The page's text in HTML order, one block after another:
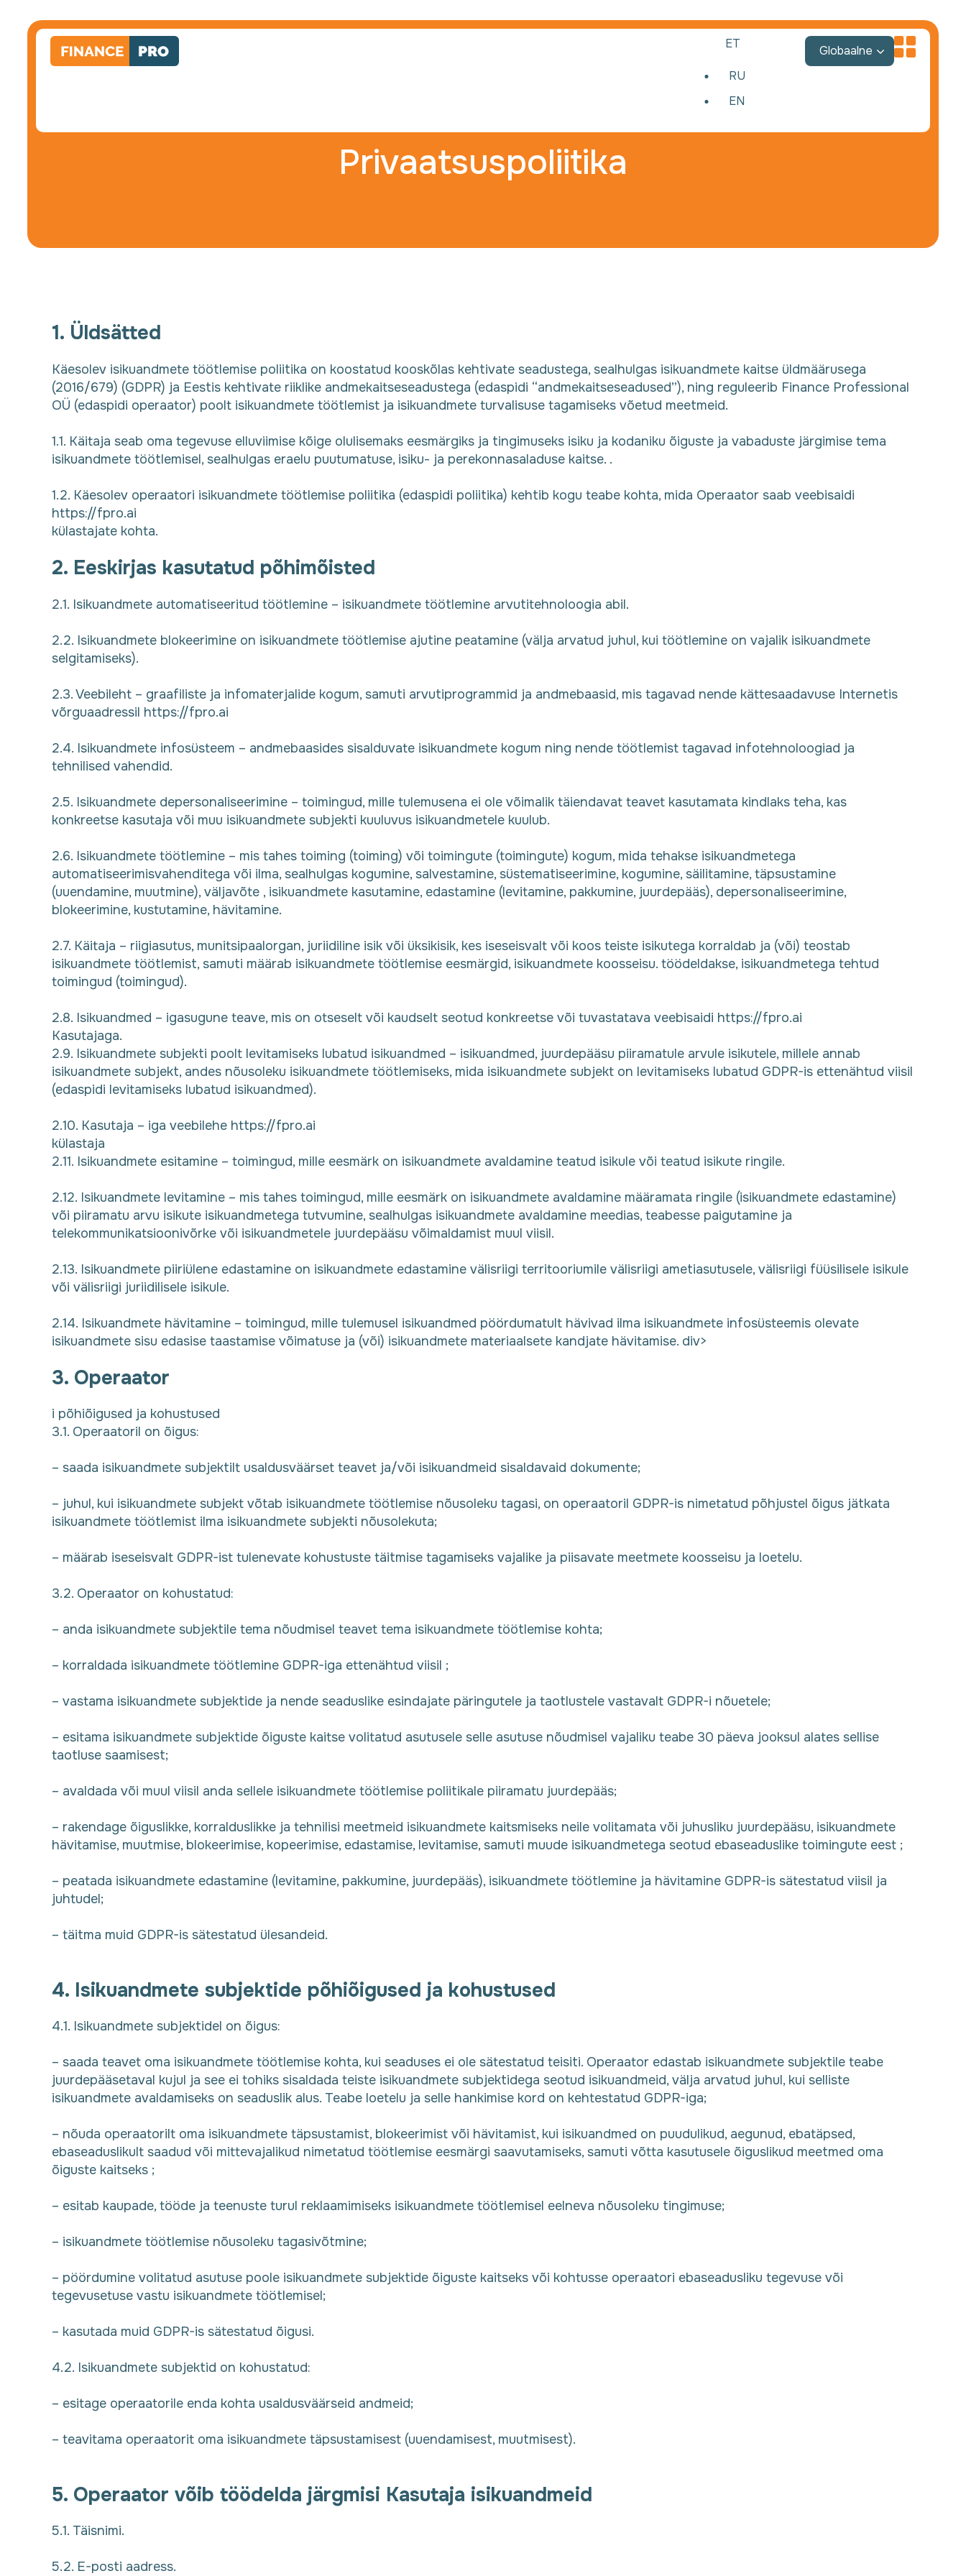
ET
RU
EN
Globaalne
Privaatsuspoliitika
1. Üldsätted
Käesolev isikuandmete töötlemise poliitika on koostatud kooskõlas kehtivate seadustega, sealhulgas isikuandmete kaitse üldmäärusega
(2016/679) (GDPR) ja Eestis kehtivate riiklike andmekaitseseadustega (edaspidi “andmekaitseseadused”), ning reguleerib Finance Professional
OÜ (edaspidi operaator) poolt isikuandmete töötlemist ja isikuandmete turvalisuse tagamiseks võetud meetmeid.
1.1. Käitaja seab oma tegevuse elluviimise kõige olulisemaks eesmärgiks ja tingimuseks isiku ja kodaniku õiguste ja vabaduste järgimise tema
isikuandmete töötlemisel, sealhulgas eraelu puutumatuse, isiku- ja perekonnasaladuse kaitse. .
1.2. Käesolev operaatori isikuandmete töötlemise poliitika (edaspidi poliitika) kehtib kogu teabe kohta, mida Operaator saab veebisaidi
https://fpro.ai
külastajate kohta.
2. Eeskirjas kasutatud põhimõisted
2.1. Isikuandmete automatiseeritud töötlemine – isikuandmete töötlemine arvutitehnoloogia abil.
2.2. Isikuandmete blokeerimine on isikuandmete töötlemise ajutine peatamine (välja arvatud juhul, kui töötlemine on vajalik isikuandmete
selgitamiseks).
2.3. Veebileht – graafiliste ja infomaterjalide kogum, samuti arvutiprogrammid ja andmebaasid, mis tagavad nende kättesaadavuse Internetis
võrguaadressil https://fpro.ai
2.4. Isikuandmete infosüsteem – andmebaasides sisalduvate isikuandmete kogum ning nende töötlemist tagavad infotehnoloogiad ja
tehnilised vahendid.
2.5. Isikuandmete depersonaliseerimine – toimingud, mille tulemusena ei ole võimalik täiendavat teavet kasutamata kindlaks teha, kas
konkreetse kasutaja või muu isikuandmete subjekti kuuluvus isikuandmetele kuulub.
2.6. Isikuandmete töötlemine – mis tahes toiming (toiming) või toimingute (toimingute) kogum, mida tehakse isikuandmetega
automatiseerimisvahenditega või ilma, sealhulgas kogumine, salvestamine, süstematiseerimine, kogumine, säilitamine, täpsustamine
(uuendamine, muutmine), väljavõte , isikuandmete kasutamine, edastamine (levitamine, pakkumine, juurdepääs), depersonaliseerimine,
blokeerimine, kustutamine, hävitamine.
2.7. Käitaja – riigiasutus, munitsipaalorgan, juriidiline isik või üksikisik, kes iseseisvalt või koos teiste isikutega korraldab ja (või) teostab
isikuandmete töötlemist, samuti määrab isikuandmete töötlemise eesmärgid, isikuandmete koosseisu. töödeldakse, isikuandmetega tehtud
toimingud (toimingud).
2.8. Isikuandmed – igasugune teave, mis on otseselt või kaudselt seotud konkreetse või tuvastatava veebisaidi https://fpro.ai
Kasutajaga.
2.9. Isikuandmete subjekti poolt levitamiseks lubatud isikuandmed – isikuandmed, juurdepääsu piiramatule arvule isikutele, millele annab
isikuandmete subjekt, andes nõusoleku isikuandmete töötlemiseks, mida isikuandmete subjekt on levitamiseks lubatud GDPR-is ettenähtud viisil
(edaspidi levitamiseks lubatud isikuandmed).
2.10. Kasutaja – iga veebilehe https://fpro.ai
külastaja
2.11. Isikuandmete esitamine – toimingud, mille eesmärk on isikuandmete avaldamine teatud isikule või teatud isikute ringile.
2.12. Isikuandmete levitamine – mis tahes toimingud, mille eesmärk on isikuandmete avaldamine määramata ringile (isikuandmete edastamine)
või piiramatu arvu isikute isikuandmetega tutvumine, sealhulgas isikuandmete avaldamine meedias, teabesse paigutamine ja
telekommunikatsioonivõrke või isikuandmetele juurdepääsu võimaldamist muul viisil.
2.13. Isikuandmete piiriülene edastamine on isikuandmete edastamine välisriigi territooriumile välisriigi ametiasutusele, välisriigi füüsilisele isikule
või välisriigi juriidilisele isikule.
2.14. Isikuandmete hävitamine – toimingud, mille tulemusel isikuandmed pöördumatult hävivad ilma isikuandmete infosüsteemis olevate
isikuandmete sisu edasise taastamise võimatuse ja (või) isikuandmete materiaalsete kandjate hävitamise. div>
3. Operaator
i põhiõigused ja kohustused
3.1. Operaatoril on õigus:
– saada isikuandmete subjektilt usaldusväärset teavet ja/või isikuandmeid sisaldavaid dokumente;
– juhul, kui isikuandmete subjekt võtab isikuandmete töötlemise nõusoleku tagasi, on operaatoril GDPR-is nimetatud põhjustel õigus jätkata
isikuandmete töötlemist ilma isikuandmete subjekti nõusolekuta;
– määrab iseseisvalt GDPR-ist tulenevate kohustuste täitmise tagamiseks vajalike ja piisavate meetmete koosseisu ja loetelu.
3.2. Operaator on kohustatud:
– anda isikuandmete subjektile tema nõudmisel teavet tema isikuandmete töötlemise kohta;
– korraldada isikuandmete töötlemine GDPR-iga ettenähtud viisil ;
– vastama isikuandmete subjektide ja nende seaduslike esindajate päringutele ja taotlustele vastavalt GDPR-i nõuetele;
– esitama isikuandmete subjektide õiguste kaitse volitatud asutusele selle asutuse nõudmisel vajaliku teabe 30 päeva jooksul alates sellise
taotluse saamisest;
– avaldada või muul viisil anda sellele isikuandmete töötlemise poliitikale piiramatu juurdepääs;
– rakendage õiguslikke, korralduslikke ja tehnilisi meetmeid isikuandmete kaitsmiseks neile volitamata või juhusliku juurdepääsu, isikuandmete
hävitamise, muutmise, blokeerimise, kopeerimise, edastamise, levitamise, samuti muude isikuandmetega seotud ebaseaduslike toimingute eest ;
– peatada isikuandmete edastamine (levitamine, pakkumine, juurdepääs), isikuandmete töötlemine ja hävitamine GDPR-is sätestatud viisil ja
juhtudel;
– täitma muid GDPR-is sätestatud ülesandeid.
4. Isikuandmete subjektide põhiõigused ja kohustused
4.1. Isikuandmete subjektidel on õigus:
– saada teavet oma isikuandmete töötlemise kohta, kui seaduses ei ole sätestatud teisiti. Operaator edastab isikuandmete subjektile teabe
juurdepääsetaval kujul ja see ei tohiks sisaldada teiste isikuandmete subjektidega seotud isikuandmeid, välja arvatud juhul, kui selliste
isikuandmete avaldamiseks on seaduslik alus. Teabe loetelu ja selle hankimise kord on kehtestatud GDPR-iga;
– nõuda operaatorilt oma isikuandmete täpsustamist, blokeerimist või hävitamist, kui isikuandmed on puudulikud, aegunud, ebatäpsed,
ebaseaduslikult saadud või mittevajalikud nimetatud töötlemise eesmärgi saavutamiseks, samuti võtta kasutusele õiguslikud meetmed oma
õiguste kaitseks ;
– esitab kaupade, tööde ja teenuste turul reklaamimiseks isikuandmete töötlemisel eelneva nõusoleku tingimuse;
– isikuandmete töötlemise nõusoleku tagasivõtmine;
– pöördumine volitatud asutuse poole isikuandmete subjektide õiguste kaitseks või kohtusse operaatori ebaseadusliku tegevuse või
tegevusetuse vastu isikuandmete töötlemisel;
– kasutada muid GDPR-is sätestatud õigusi.
4.2. Isikuandmete subjektid on kohustatud:
– esitage operaatorile enda kohta usaldusväärseid andmeid;
– teavitama operaatorit oma isikuandmete täpsustamisest (uuendamisest, muutmisest).
5. Operaator võib töödelda järgmisi Kasutaja isikuandmeid
5.1. Täisnimi.
5.2. E-posti aadress.